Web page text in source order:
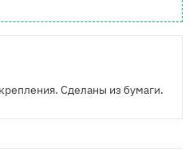
Сделаны из бумаги.